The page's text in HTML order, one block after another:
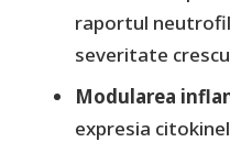
raportul
severitate
Modularea
expresia